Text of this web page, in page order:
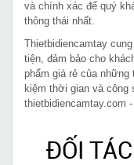
và chính xác để quý
thông thái nhất.
Thietbidiencamtay
tiện, đảm bảo cho
phẩm giá rẻ của
kiệm thời gian và
thietbidiencamtay.com
ĐỐI